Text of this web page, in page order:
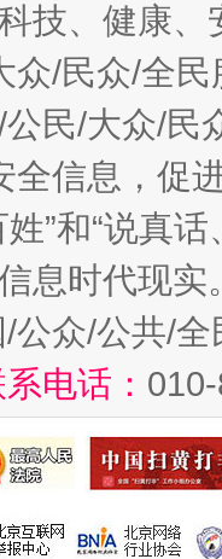
技、健康
众/民众/全
民/大众/民
全信息，促
”和“说真
息时代现实
/公众/公共/
电话：